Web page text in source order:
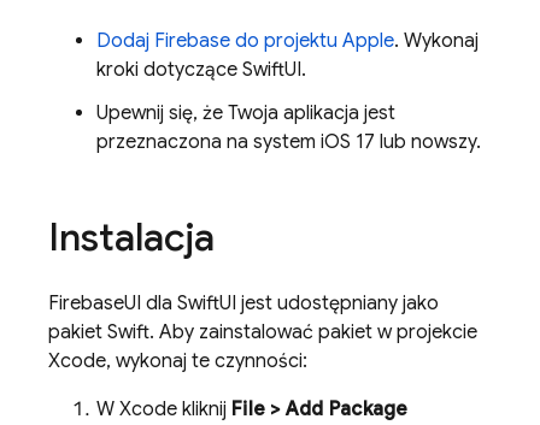
Dodaj Firebase do projektu Apple. Wykonaj
kroki dotyczące SwiftUI.
Upewnij się, że Twoja aplikacja jest
przeznaczona na system iOS 17 lub nowszy.
Instalacja
FirebaseUI dla SwiftUI jest udostępniany jako
pakiet Swift. Aby zainstalować pakiet w projekcie
Xcode, wykonaj te czynności:
W Xcode kliknij File > Add Package